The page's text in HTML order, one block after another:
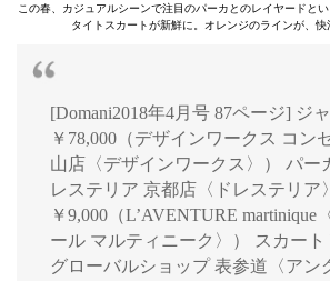
この春、カジュアルシーンで注目のパーカとのレイヤードと
タイトスカートが新鮮に。オレンジのラインが、快
[Domani2018年4月号 87ページ] ジ
￥78,000（デザインワークス コン
山店〈デザインワークス〉） パー
レステリア 京都店〈ドレステリア
￥9,000（L’AVENTURE martinique
ール マルティニーク〉） スカート
グローバルショップ 表参道〈アン